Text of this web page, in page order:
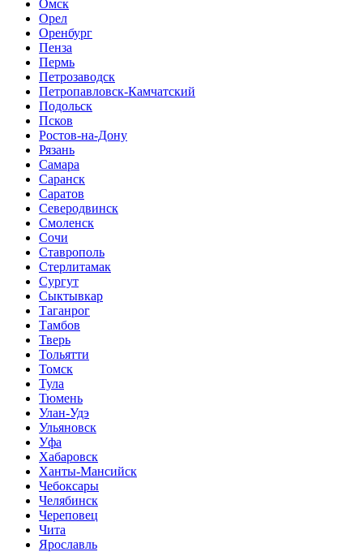
Омск
Орел
Оренбург
Пенза
Пермь
Петрозаводск
Петропавловск-Камчатский
Подольск
Псков
Ростов-на-Дону
Рязань
Самара
Саранск
Саратов
Северодвинск
Смоленск
Сочи
Ставрополь
Стерлитамак
Сургут
Сыктывкар
Таганрог
Тамбов
Тверь
Тольятти
Томск
Тула
Тюмень
Улан-Удэ
Ульяновск
Уфа
Хабаровск
Ханты-Мансийск
Чебоксары
Челябинск
Череповец
Чита
Ярославль